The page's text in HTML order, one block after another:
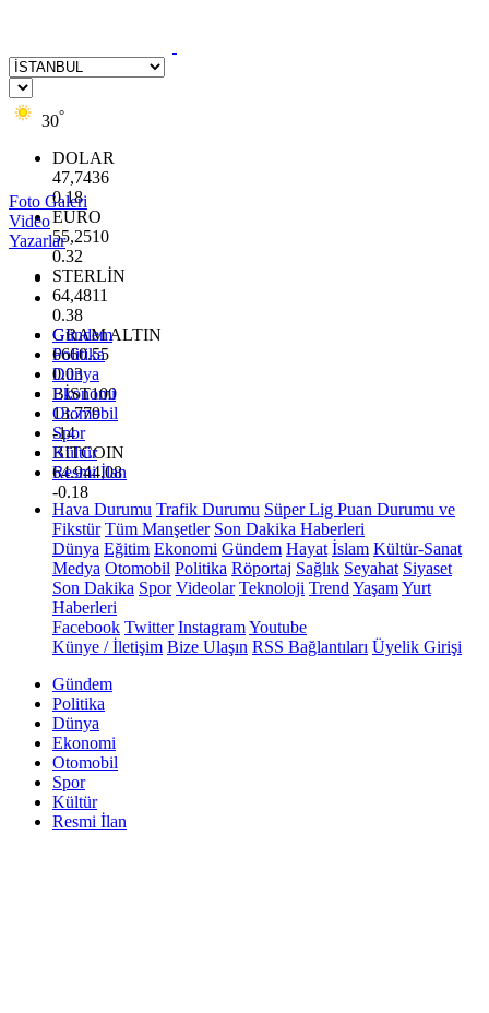
30°
DOLAR
47,7436
0.18
EURO
55,2510
0.32
STERLİN
64,4811
0.38
GRAM ALTIN
6660.55
0.03
BİST100
13.779
-14
BITCOIN
64.944,08
-0.18
Foto Galeri
Video
Yazarlar
Gündem
Politika
Dünya
Ekonomi
Otomobil
Spor
Kültür
Resmi İlan
Hava Durumu Trafik Durumu Süper Lig Puan Durumu ve
Fikstür Tüm Manşetler Son Dakika Haberleri
Dünya Eğitim Ekonomi Gündem Hayat İslam Kültür-Sanat
Medya Otomobil Politika Röportaj Sağlık Seyahat Siyaset
Son Dakika Spor Videolar Teknoloji Trend YaşamYurt
Haberleri
Facebook Twitter InstagramYoutube
Künye / İletişim Bize Ulaşın RSS Bağlantıları Üyelik Girişi
Gündem
Politika
Dünya
Ekonomi
Otomobil
Spor
Kültür
Resmi İlan